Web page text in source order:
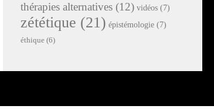
thérapies alternatives (12) vidéos (7)
zététique (21) épistémologie (7)
éthique (6)